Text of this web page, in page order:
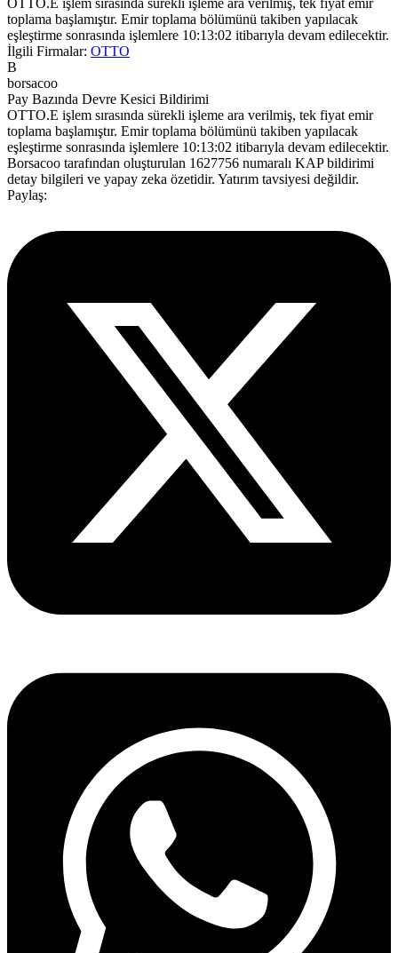
OTTO.E işlem sırasında sürekli işleme ara verilmiş, tek fiyat emir
toplama başlamıştır. Emir toplama bölümünü takiben yapılacak
eşleştirme sonrasında işlemlere 10:13:02 itibarıyla devam edilecektir.
İlgili Firmalar: OTTO
B
borsacoo
Pay Bazında Devre Kesici Bildirimi
OTTO.E işlem sırasında sürekli işleme ara verilmiş, tek fiyat emir
toplama başlamıştır. Emir toplama bölümünü takiben yapılacak
eşleştirme sonrasında işlemlere 10:13:02 itibarıyla devam edilecektir.
Borsacoo tarafından oluşturulan 1627756 numaralı KAP bildirimi
detay bilgileri ve yapay zeka özetidir. Yatırım tavsiyesi değildir.
Paylaş: